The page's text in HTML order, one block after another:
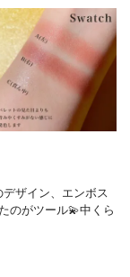
ザイン、エンボス
のがツール💫中くら